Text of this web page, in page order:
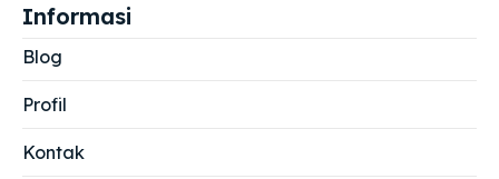
Informasi
Blog
Profil
Kontak